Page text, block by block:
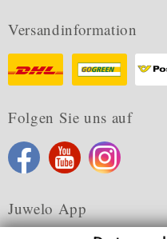
Versandinformation
Folgen Sie uns auf
Juwelo App